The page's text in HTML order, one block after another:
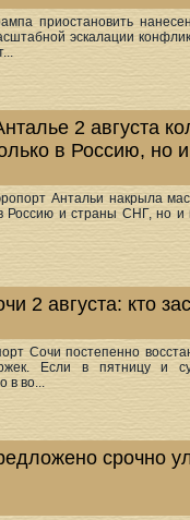
приостановить
эскалации
2 августа
в Россию,
Антальи накрыла
Россию и страны СНГ, но
2 августа: кто
Сочи постепенно
Если в пятницу и
в во...
срочно